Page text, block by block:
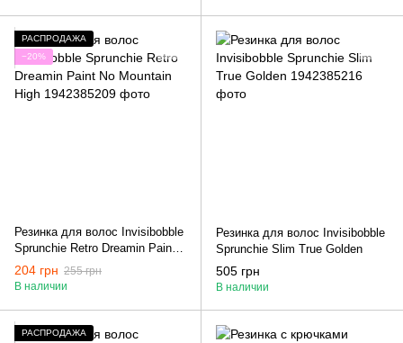
РАСПРОДАЖА
−20%
Резинка для волос Invisibobble
Sprunchie Retro Dreamin Paint
No Mountain High
204 грн 255 грн
В наличии
Резинка для волос Invisibobble
Sprunchie Slim True Golden
505 грн
В наличии
РАСПРОДАЖА